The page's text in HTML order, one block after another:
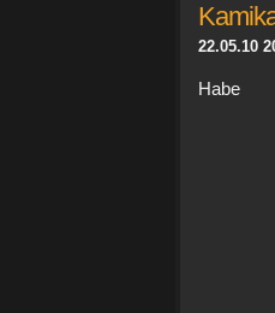
22.05.10
Habe